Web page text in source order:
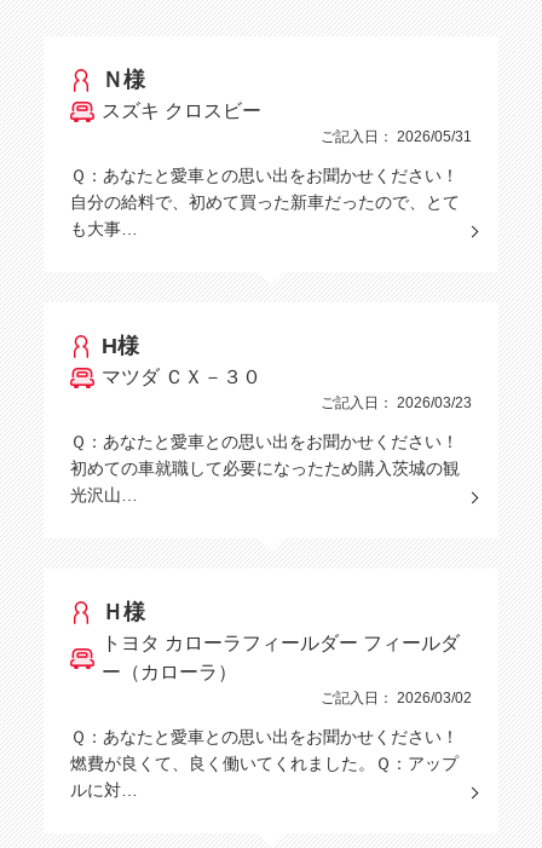
Ｎ様
スズキ クロスビー
ご記入日： 2026/05/31
Ｑ：あなたと愛車との思い出をお聞かせください！
自分の給料で、初めて買った新車だったので、とて
も大事…
H様
マツダ ＣＸ－３０
ご記入日： 2026/03/23
Ｑ：あなたと愛車との思い出をお聞かせください！
初めての車就職して必要になったため購入茨城の観
光沢山…
Ｈ様
トヨタ カローラフィールダー フィールダ
ー（カローラ）
ご記入日： 2026/03/02
Ｑ：あなたと愛車との思い出をお聞かせください！
燃費が良くて、良く働いてくれました。Ｑ：アップ
ルに対…